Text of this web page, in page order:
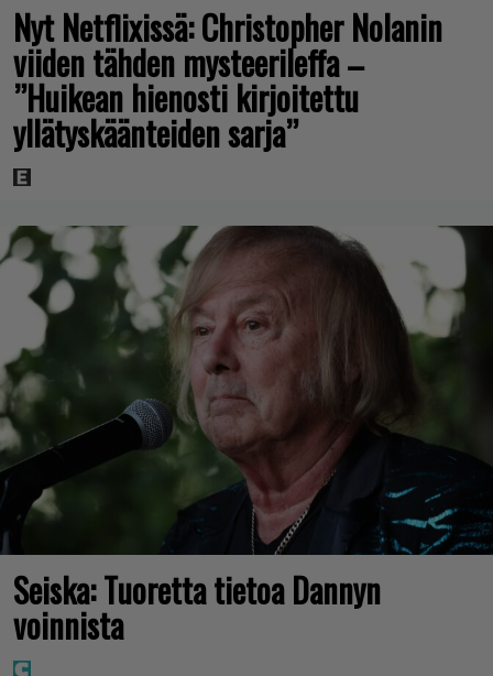
Nyt Netflixissä: Christopher Nolanin
viiden tähden mysteerileffa –
”Huikean hienosti kirjoitettu
yllätyskäänteiden sarja”
Seiska: Tuoretta tietoa Dannyn
voinnista